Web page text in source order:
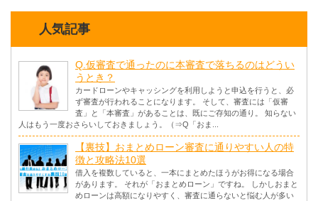
人気記事
Q.仮審査で通ったのに本審査で落ちるのはどうい
うとき？
カードローンやキャッシングを利用しようと申込を行うと、必
ず審査が行われることになります。 そして、審査には「仮審
査」と「本審査」があることは、既にご存知の通り。 知らない
人はもう一度おさらいしておきましょう。（⇒Q「おま...
【裏技】おまとめローン審査に通りやすい人の特
徴と攻略法10選
借入を複数していると、一本にまとめたほうがお得になる場合
があります。 それが「おまとめローン」ですね。 しかしおまと
めローンは高額になりやすく、審査に通らないと悩む人が多い